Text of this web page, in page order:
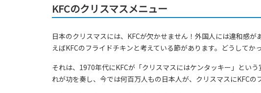
KFCのクリスマスメニュー
日本のクリスマスには、KFCが欠かせません！外国人には違和感
えばKFCのフライドチキンと考えている節があります。どうしてか
それは、1970年代にKFCが「クリスマスにはケンタッキー」とい
れが功を奏し、今では何百万人もの日本人が、クリスマスにKFCの